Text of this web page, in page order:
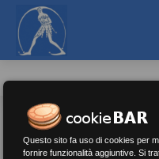
Questo sito fa uso di cookies per
fornire funzionalità aggiuntive. Si